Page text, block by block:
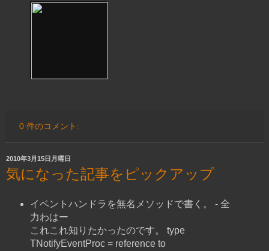
0 件のコメント:
2010年3月15日月曜日
気になった記事をピックアップ
イベントハンドラを無名メソッドで書く。 - 全
力わはー
これこれ知りたかったのです。 type
TNotifyEventProc = reference to